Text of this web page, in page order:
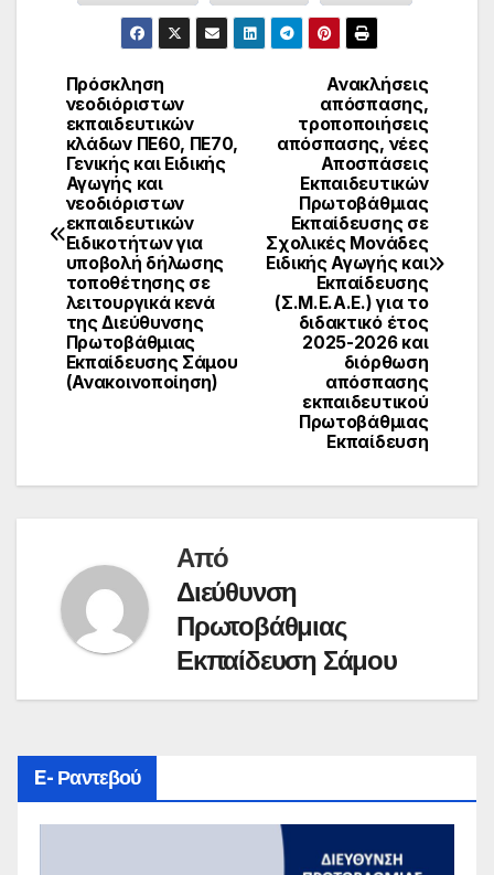
Πλοήγηση
άρθρων
Ανακλήσεις
απόσπασης,
τροποποιήσεις
απόσπασης, νέες
Αποσπάσεις
Εκπαιδευτικών
Πρωτοβάθμιας
Εκπαίδευσης σε
Σχολικές Μονάδες
Ειδικής Αγωγής και
Εκπαίδευσης
(Σ.Μ.Ε.Α.Ε.) για το
διδακτικό έτος
2025-2026 και
διόρθωση
απόσπασης
εκπαιδευτικού
Πρωτοβάθμιας
Εκπαίδευση
Πρόσκληση
νεοδιόριστων
εκπαιδευτικών
κλάδων ΠΕ60, ΠΕ70,
Γενικής και Ειδικής
Αγωγής και
νεοδιόριστων
εκπαιδευτικών
Ειδικοτήτων για
υποβολή δήλωσης
τοποθέτησης σε
λειτουργικά κενά
της Διεύθυνσης
Πρωτοβάθμιας
Εκπαίδευσης Σάμου
(Ανακοινοποίηση)
Από
Διεύθυνση
Πρωτοβάθμιας
Εκπαίδευση Σάμου
E- Ραντεβού